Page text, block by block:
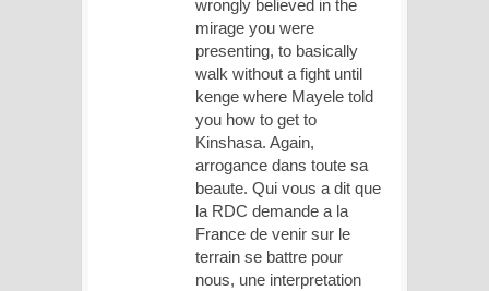
wrongly believed in the
mirage you were
presenting, to basically
walk without a fight until
kenge where Mayele told
you how to get to
Kinshasa. Again,
arrogance dans toute sa
beaute. Qui vous a dit que
la RDC demande a la
France de venir sur le
terrain se battre pour
nous, une interpretation